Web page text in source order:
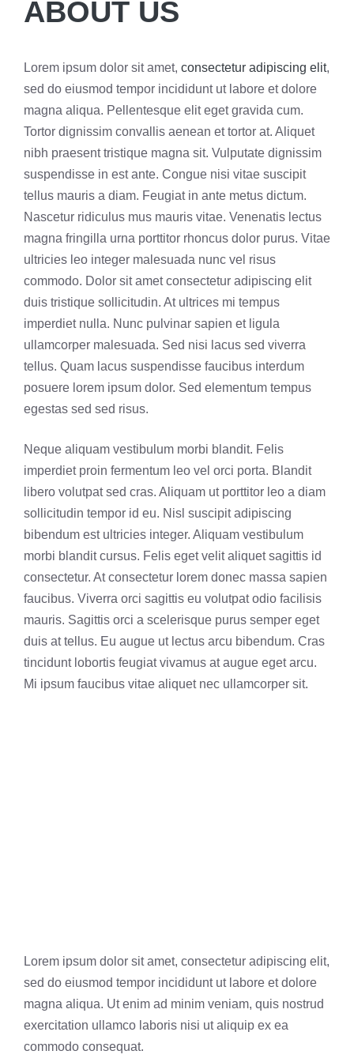
ABOUT US
Lorem ipsum dolor sit amet, consectetur adipiscing elit,
sed do eiusmod tempor incididunt ut labore et dolore
magna aliqua. Pellentesque elit eget gravida cum.
Tortor dignissim convallis aenean et tortor at. Aliquet
nibh praesent tristique magna sit. Vulputate dignissim
suspendisse in est ante. Congue nisi vitae suscipit
tellus mauris a diam. Feugiat in ante metus dictum.
Nascetur ridiculus mus mauris vitae. Venenatis lectus
magna fringilla urna porttitor rhoncus dolor purus. Vitae
ultricies leo integer malesuada nunc vel risus
commodo. Dolor sit amet consectetur adipiscing elit
duis tristique sollicitudin. At ultrices mi tempus
imperdiet nulla. Nunc pulvinar sapien et ligula
ullamcorper malesuada. Sed nisi lacus sed viverra
tellus. Quam lacus suspendisse faucibus interdum
posuere lorem ipsum dolor. Sed elementum tempus
egestas sed sed risus.
Neque aliquam vestibulum morbi blandit. Felis
imperdiet proin fermentum leo vel orci porta. Blandit
libero volutpat sed cras. Aliquam ut porttitor leo a diam
sollicitudin tempor id eu. Nisl suscipit adipiscing
bibendum est ultricies integer. Aliquam vestibulum
morbi blandit cursus. Felis eget velit aliquet sagittis id
consectetur. At consectetur lorem donec massa sapien
faucibus. Viverra orci sagittis eu volutpat odio facilisis
mauris. Sagittis orci a scelerisque purus semper eget
duis at tellus. Eu augue ut lectus arcu bibendum. Cras
tincidunt lobortis feugiat vivamus at augue eget arcu.
Mi ipsum faucibus vitae aliquet nec ullamcorper sit.
Lorem ipsum dolor sit amet, consectetur adipiscing elit,
sed do eiusmod tempor incididunt ut labore et dolore
magna aliqua. Ut enim ad minim veniam, quis nostrud
exercitation ullamco laboris nisi ut aliquip ex ea
commodo consequat.